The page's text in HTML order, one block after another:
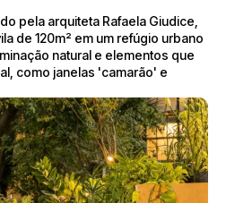
pela arquiteta Rafaela Giudice,
de 120m² em um refúgio urbano
natural e elementos que
como janelas 'camarão' e